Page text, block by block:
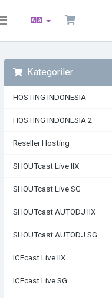
Toggle
Kategoriler
HOSTING INDONESIA
HOSTING INDONESIA 2
Reseller Hosting
SHOUTcast Live IIX
SHOUTcast Live SG
SHOUTcast AUTODJ IIX
SHOUTcast AUTODJ SG
ICEcast Live IIX
ICEcast Live SG